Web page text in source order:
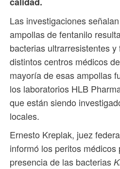
Las investigaciones
ampollas de fentanilo
bacterias ultrarresistentes
distintos centros médicos
mayoría de esas ampollas
los laboratorios HLB
que están siendo
locales.
Ernesto Kreplak, juez
informó los peritos
presencia de las bacterias